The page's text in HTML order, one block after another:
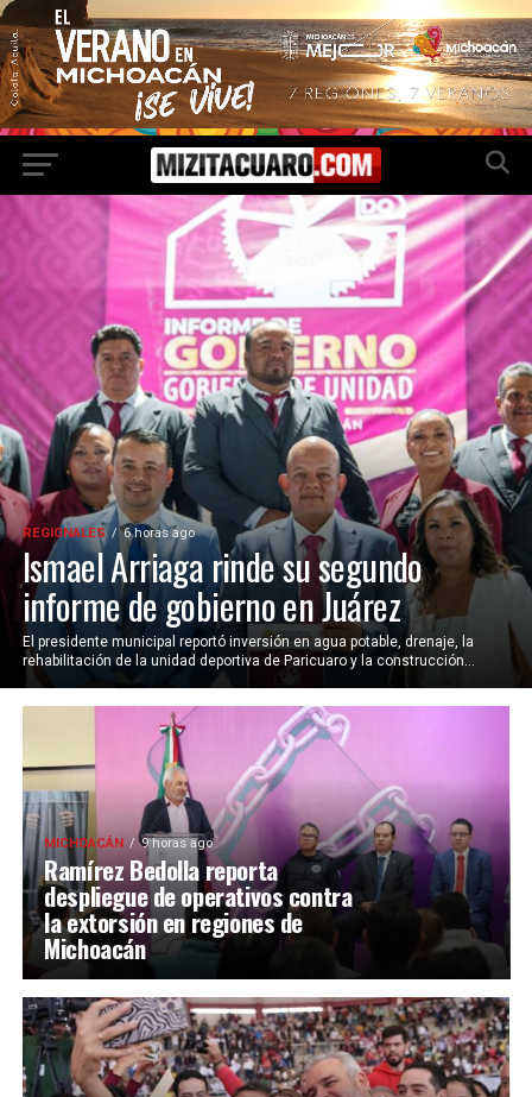
REGIONALES 6 horas ago
Ismael Arriaga rinde su segundo
informe de gobierno en Juárez
El presidente municipal reportó inversión en agua potable, drenaje, la
rehabilitación de la unidad deportiva de Paricuaro y la construcción...
MICHOACÁN 9 horas ago
Ramírez Bedolla reporta
despliegue de operativos contra
la extorsión en regiones de
Michoacán